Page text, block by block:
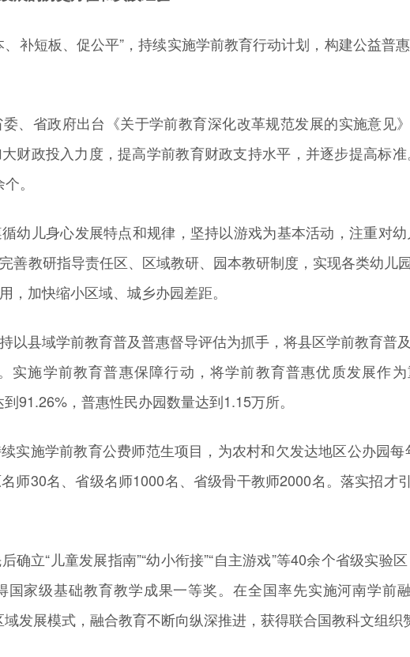
短板、促公平”，持续实施学前教育行动计划，构建公益普
省政府出台《关于学前教育深化改革规范发展的实施意见
财政投入力度，提高学前教育财政支持水平，并逐步提高标
。
儿身心发展特点和规律，坚持以游戏为基本活动，注重对
善教研指导责任区、区域教研、园本教研制度，实现各类幼儿
加快缩小区域、城乡办园差距。
县域学前教育普及普惠督导评估为抓手，将县区学前教育普
实施学前教育普惠保障行动，将学前教育普惠优质发展作
91.26%，普惠性民办园数量达到1.15万所。
施学前教育公费师范生项目，为农村和欠发达地区公办园每
师30名、省级名师1000名、省级骨干教师2000名。落实招才
立“儿童发展指南”“幼小衔接”“自主游戏”等40余个省级实验
家级基础教育教学成果一等奖。在全国率先实施河南学前
域发展模式，融合教育不断向纵深推进，获得联合国教科文组织